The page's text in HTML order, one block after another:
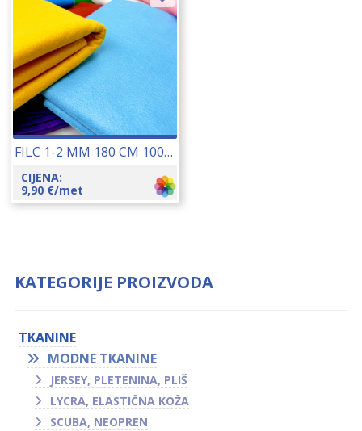
FILC 1-2 MM 180 CM 10003
CIJENA:
9,90 €/met
KATEGORIJE PROIZVODA
TKANINE
MODNE TKANINE
JERSEY, PLETENINA, PLIŠ
LYCRA, ELASTIČNA KOŽA
SCUBA, NEOPREN